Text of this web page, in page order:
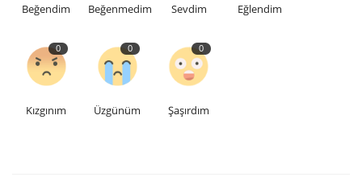
Beğendim Beğenmedim Sevdim Eğlendim
0
Kızgınım
0
Üzgünüm
0
Şaşırdım